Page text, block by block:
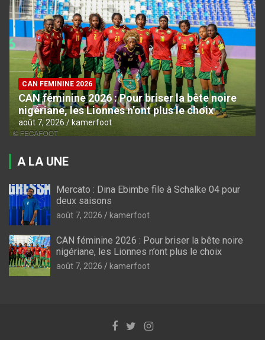
CAN FEMININE 2026
CAN féminine 2026 : Pour briser la bête noire
nigériane, les Lionnes n’ont plus le choix
août 7, 2026 kamerfoot
A LA UNE
Mercato : Dina Ebimbe file à Schalke 04 pour
deux saisons
août 7, 2026 kamerfoot
CAN féminine 2026 : Pour briser la bête noire
nigériane, les Lionnes n’ont plus le choix
août 7, 2026 kamerfoot